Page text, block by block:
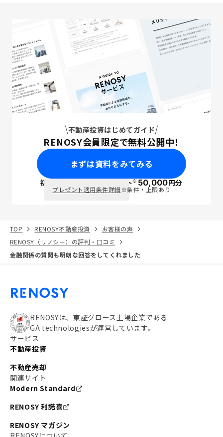
不動産投資はじめてガイド
RENOSY会員限定で無料公開中！
まずは資料をみてみる
初回面談で ポイント※50,000円分
プレゼント適用条件詳細※条件・上限あり
TOP RENOSY不動産投資
お客様の声
RENOSY（リノシー）の評判・口コミ
金融関係の質問も明朗な回答をしてくれました
RENOSYは、東証グロース上場企業である
GA technologiesが運営しています。
サービス
不動産投資
不動産売却
関連サイト
Modern Standard
RENOSY 利諾喜
RENOSY マガジン